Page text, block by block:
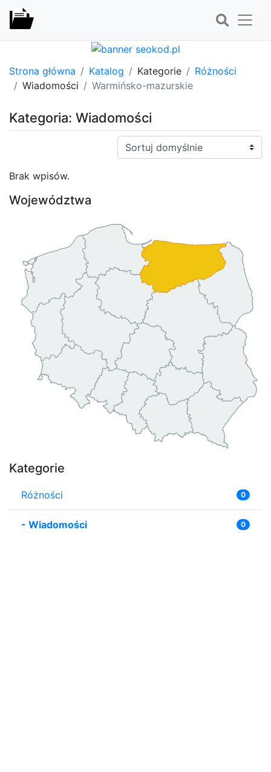
Strona główna Katalog Kategorie
Różności
Wiadomości
Warmińsko-mazurskie
Kategoria: Wiadomości
Sortuj:
Brak wpisów.
Województwa
Kategorie
Różności 0
- Wiadomości 0